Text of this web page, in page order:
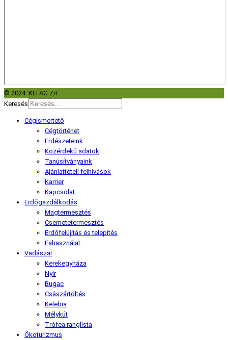
© 2024. KEFAG Zrt.
Keresés
Cégismertető
Cégtörténet
Erdészeteink
Közérdekű adatok
Tanúsítványaink
Ajánlattételi felhívások
Karrier
Kapcsolat
Erdőgazdálkodás
Magtermesztés
Csemetetermesztés
Erdőfelújítás és telepítés
Fahasználat
Vadászat
Kerekegyháza
Nyír
Bugac
Császártöltés
Kelebia
Mélykút
Trófea ranglista
Ökoturizmus